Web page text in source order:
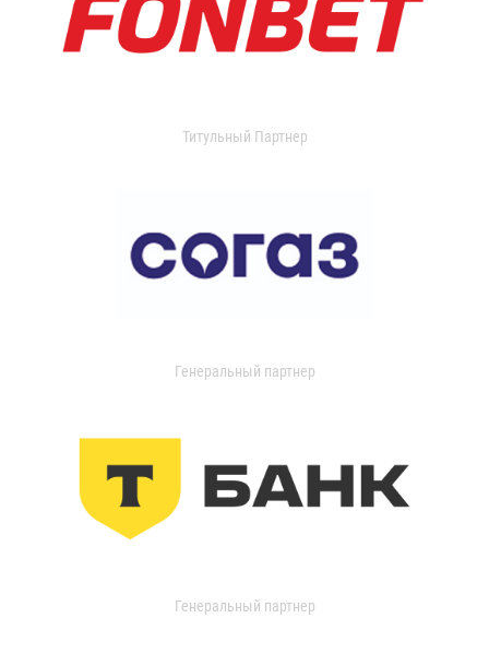
Титульный Партнер
Генеральный партнер
Генеральный партнер